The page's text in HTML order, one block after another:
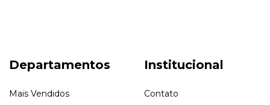
Departamentos
Mais Vendidos
Institucional
Contato